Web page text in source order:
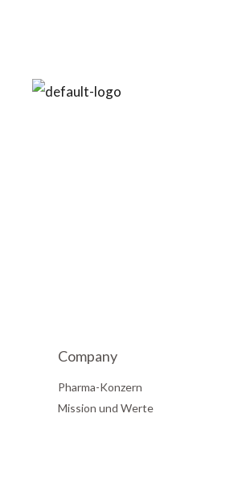
Company
Pharma-Konzern
Mission und Werte